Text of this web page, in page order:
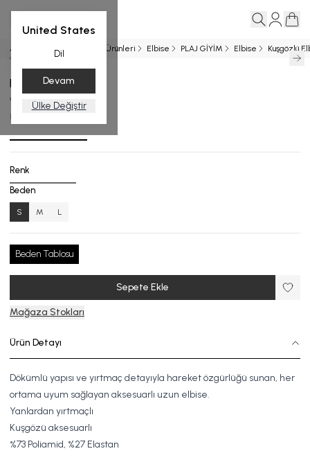
United States
Dil
Devam
Ülke Değiştir
Ana Sayfa Entegrasyon Ürünleri Elbise PLAJ GİYİM Elbise Kuşgözlü
Kuşgözlü Elbise
₺ 12,999.00
EL.5108-26_R0007_S
Renk
Beden
S M L
Beden Tablosu
Sepete Ekle
Mağaza Stokları
Ürün Detayı
Dökümlü yapısı ve yırtmaç detayıyla hareket özgürlüğü sunan, her
ortama uyum sağlayan aksesuarlı uzun elbise.
Yanlardan yırtmaçlı
Kuşgözü aksesuarlı
%73 Poliamid, %27 Elastan